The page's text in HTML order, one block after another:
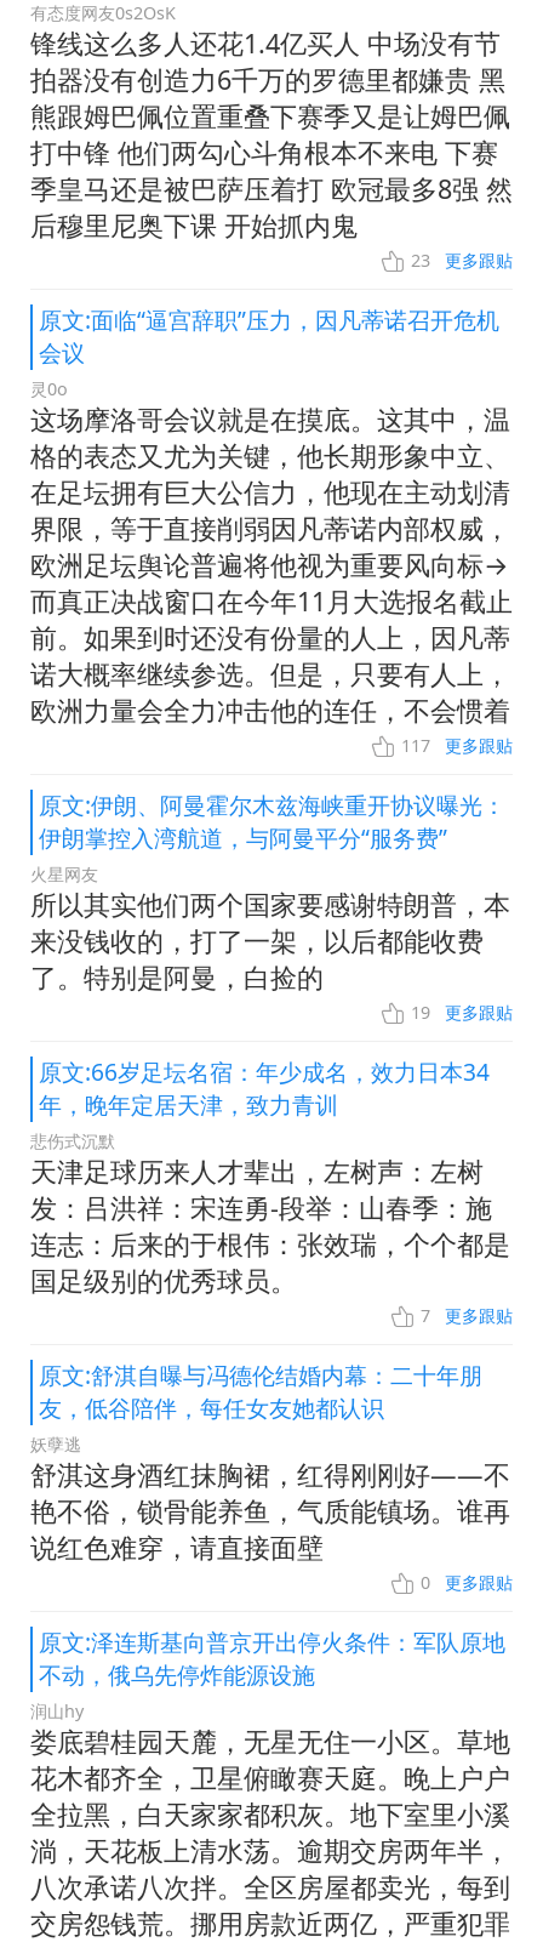
有态度网友0s2OsK
锋线这么多人还花1.4亿买人 中场没有节
拍器没有创造力6千万的罗德里都嫌贵 黑
熊跟姆巴佩位置重叠下赛季又是让姆巴佩
打中锋 他们两勾心斗角根本不来电 下赛
季皇马还是被巴萨压着打 欧冠最多8强 然
后穆里尼奥下课 开始抓内鬼
23 更多跟贴
原文:面临“逼宫辞职”压力，因凡蒂诺召开危机
会议
灵0o
这场摩洛哥会议就是在摸底。这其中，温
格的表态又尤为关键，他长期形象中立、
在足坛拥有巨大公信力，他现在主动划清
界限，等于直接削弱因凡蒂诺内部权威，
欧洲足坛舆论普遍将他视为重要风向标→
而真正决战窗口在今年11月大选报名截止
前。如果到时还没有份量的人上，因凡蒂
诺大概率继续参选。但是，只要有人上，
欧洲力量会全力冲击他的连任，不会惯着
117 更多跟贴
原文:伊朗、阿曼霍尔木兹海峡重开协议曝光：
伊朗掌控入湾航道，与阿曼平分“服务费”
火星网友
所以其实他们两个国家要感谢特朗普，本
来没钱收的，打了一架，以后都能收费
了。特别是阿曼，白捡的
19 更多跟贴
原文:66岁足坛名宿：年少成名，效力日本34
年，晚年定居天津，致力青训
悲伤式沉默
天津足球历来人才辈出，左树声：左树
发：吕洪祥：宋连勇-段举：山春季：施
连志：后来的于根伟：张效瑞，个个都是
国足级别的优秀球员。
7 更多跟贴
原文:舒淇自曝与冯德伦结婚内幕：二十年朋
友，低谷陪伴，每任女友她都认识
妖孽逃
舒淇这身酒红抹胸裙，红得刚刚好——不
艳不俗，锁骨能养鱼，气质能镇场。谁再
说红色难穿，请直接面壁
0 更多跟贴
原文:泽连斯基向普京开出停火条件：军队原地
不动，俄乌先停炸能源设施
润山hy
娄底碧桂园天麓，无星无住一小区。草地
花木都齐全，卫星俯瞰赛天庭。晚上户户
全拉黑，白天家家都积灰。地下室里小溪
淌，天花板上清水荡。逾期交房两年半，
八次承诺八次拌。全区房屋都卖光，每到
交房怨钱荒。挪用房款近两亿，严重犯罪